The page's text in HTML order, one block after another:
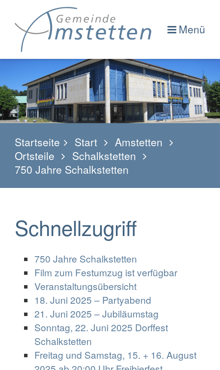
Menü
Startseite Start
Amstetten
Ortsteile
Schalkstetten
750 Jahre Schalkstetten
Schnellzugriff
750 Jahre Schalkstetten
Film zum Festumzug ist verfügbar
Veranstaltungsübersicht
18. Juni 2025 – Partyabend
21. Juni 2025 – Jubiläumstag
Sonntag, 22. Juni 2025 Dorffest
Schalkstetten
Freitag und Samstag, 15. + 16. August